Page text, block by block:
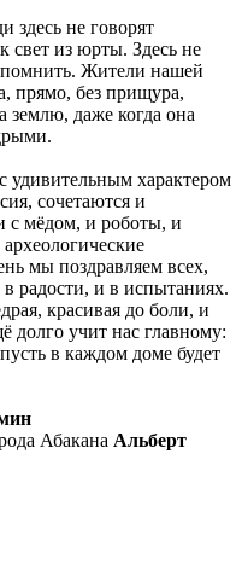
здесь не говорят
свет из юрты. Здесь не
помнить. Жители нашей
прямо, без прищура,
землю, даже когда она
удивительным характером
сочетаются и
с мёдом, и роботы, и
мы поздравляем всех,
радости, и в испытаниях.
красивая до боли, и
долго учит нас главному:
в каждом доме будет
Абакана Альберт